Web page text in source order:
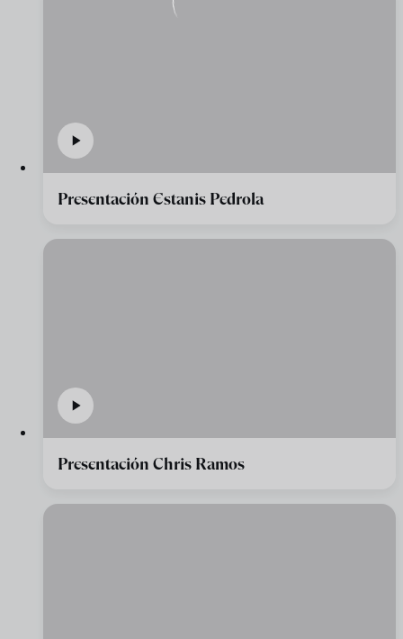
Presentación Estanis Pedrola
Presentación Chris Ramos